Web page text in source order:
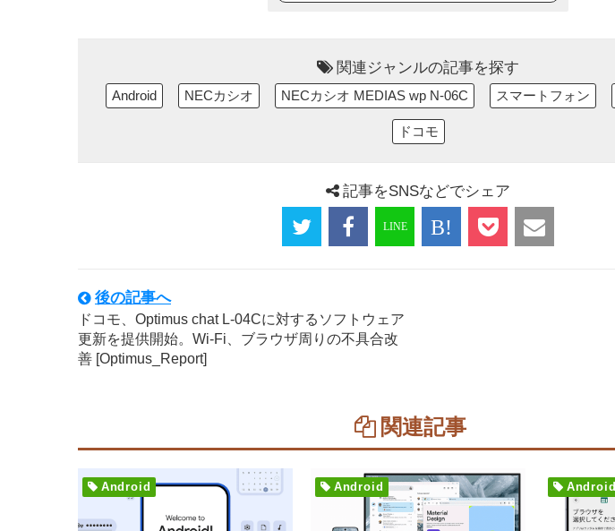
関連ジャンルの記事を探す
Android NECカシオ NECカシオ MEDIAS wp N-06C スマートフォン
ドコモ
記事をSNSなどでシェア
後の記事へ
ドコモ、Optimus chat L-04Cに対するソフトウェア
更新を提供開始。Wi-Fi、ブラウザ周りの不具合改
善 [Optimus_Report]
関連記事
Android Android Android